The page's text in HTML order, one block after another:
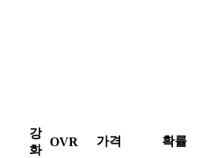
강
화
OVR 가격 확률